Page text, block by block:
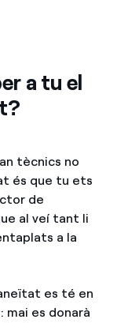
a tu el
tècnics no
és que tu ets
de
al veí tant li
a la
es té en
es donarà